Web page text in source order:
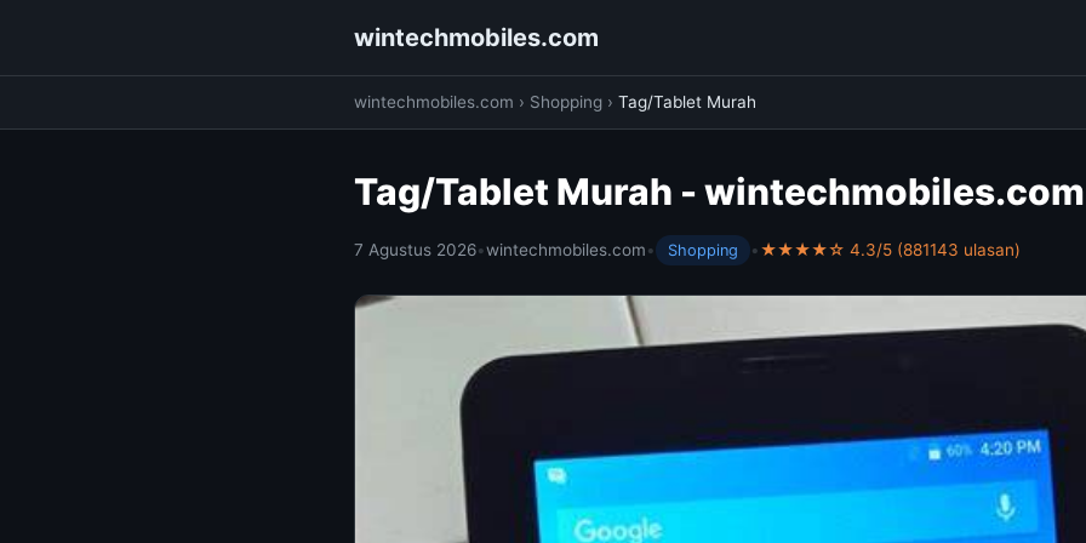
wintechmobiles.com
wintechmobiles.com › Shopping › Tag/Tablet Murah
Tag/Tablet Murah - wintechmobiles.com
7 Agustus 2026•wintechmobiles.com• Shopping •★★★★☆ 4.3/5 (881143 ulasan)